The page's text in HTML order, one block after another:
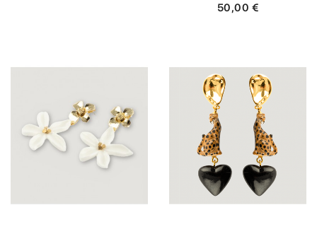
50,00 €